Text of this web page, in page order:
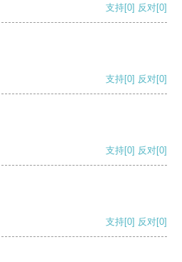
支持[0] 反对[0]
支持[0] 反对[0]
支持[0] 反对[0]
支持[0] 反对[0]